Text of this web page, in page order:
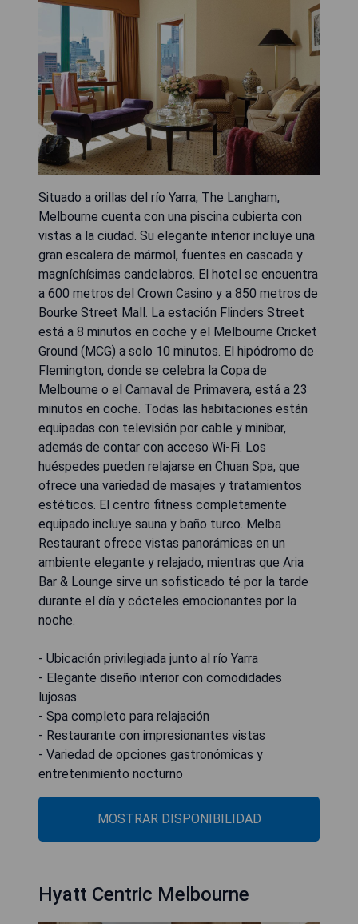
Situado a orillas del río Yarra, The Langham,
Melbourne cuenta con una piscina cubierta con
vistas a la ciudad. Su elegante interior incluye una
gran escalera de mármol, fuentes en cascada y
magníchísimas candelabros. El hotel se encuentra
a 600 metros del Crown Casino y a 850 metros de
Bourke Street Mall. La estación Flinders Street
está a 8 minutos en coche y el Melbourne Cricket
Ground (MCG) a solo 10 minutos. El hipódromo de
Flemington, donde se celebra la Copa de
Melbourne o el Carnaval de Primavera, está a 23
minutos en coche. Todas las habitaciones están
equipadas con televisión por cable y minibar,
además de contar con acceso Wi-Fi. Los
huéspedes pueden relajarse en Chuan Spa, que
ofrece una variedad de masajes y tratamientos
estéticos. El centro fitness completamente
equipado incluye sauna y baño turco. Melba
Restaurant ofrece vistas panorámicas en un
ambiente elegante y relajado, mientras que Aria
Bar & Lounge sirve un sofisticado té por la tarde
durante el día y cócteles emocionantes por la
noche.
- Ubicación privilegiada junto al río Yarra
- Elegante diseño interior con comodidades
lujosas
- Spa completo para relajación
- Restaurante con impresionantes vistas
- Variedad de opciones gastronómicas y
entretenimiento nocturno
MOSTRAR DISPONIBILIDAD
Hyatt Centric Melbourne